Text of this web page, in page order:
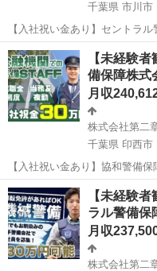
千葉県 市川市
【入社祝い金あり】セントラ
機械警備の正社員 - 原木中山駅 【応募先企業名】株式会社第二章(転職
相談事業部) 【雇用形態】正社
関連 【応募資格...
千葉 市川市 警備員
【未経験
備保障株
月収
株式会社第二
千葉県 印西市
【入社祝い金あり】協和警備
設警備の正社員 - 千葉ニュータウン中央駅 【応募
第二章(転職相談事業部) 【雇用
備員・警備関連 ...
千葉 印西市 警備員
【未経験
ラル警備
月収
株式会社第二